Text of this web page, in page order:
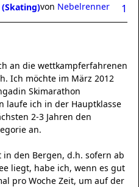
1
von Nebelrenner
an die wettkampferfahrenen
Ich möchte im März 2012
Skimarathon
laufe ich in der Hauptklasse
2-3 Jahren den
an.
den Bergen, d.h. sofern ab
liegt, habe ich, wenn es gut
pro Woche Zeit, um auf der